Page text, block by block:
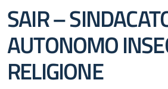
SAIR –
AUTONOMO
RELIGIONE